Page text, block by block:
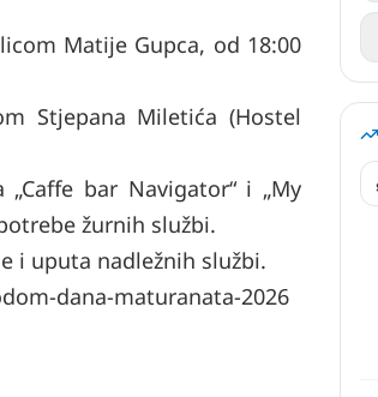
Matije Gupca, od 18:00
Stjepana Miletića (Hostel
bar Navigator“ i „My
žurnih službi.
i uputa nadležnih službi.
dana-maturanata-2026